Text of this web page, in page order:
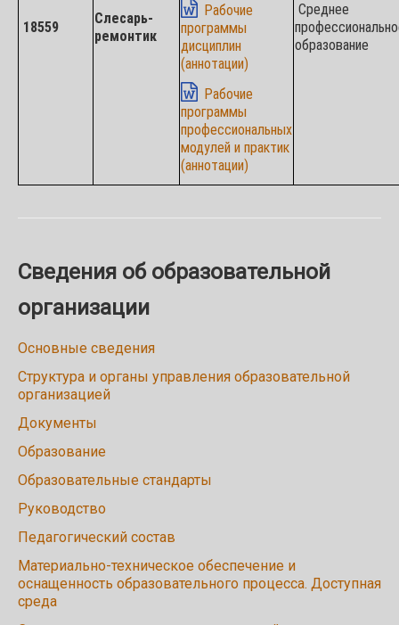
18559
Слесарь-
ремонтик
Рабочие
программы
дисциплин
(аннотации)
Рабочие
программы
профессиональных
модулей и практик
(аннотации)
Среднее
образование
Сведения об образовательной
организации
Основные сведения
Структура и органы управления образовательной
организацией
Документы
Образование
Образовательные стандарты
Руководство
Педагогический состав
Материально-техническое обеспечение и
оснащенность образовательного процесса. Доступная
среда